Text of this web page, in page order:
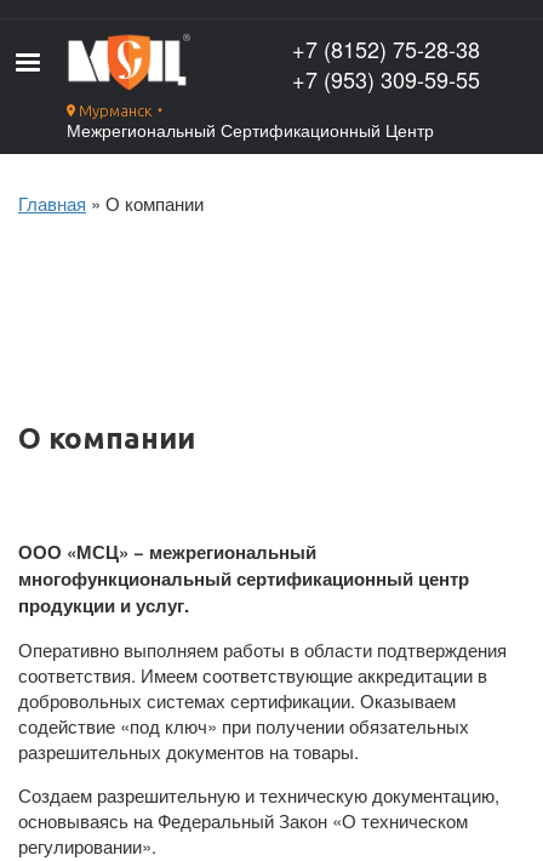
основному
содержанию
Мурманск ▼
Межрегиональный Сертификационный Центр
+7 (8152) 75-28-38
+7 (953) 309-59-55
Главная О компании
О компании
ООО «МСЦ» − межрегиональный
многофункциональный сертификационный центр
продукции и услуг.
Оперативно выполняем работы в области подтверждения
соответствия. Имеем соответствующие аккредитации в
добровольных системах сертификации. Оказываем
содействие «под ключ» при получении обязательных
разрешительных документов на товары.
Создаем разрешительную и техническую документацию,
основываясь на Федеральный Закон «О техническом
регулировании».